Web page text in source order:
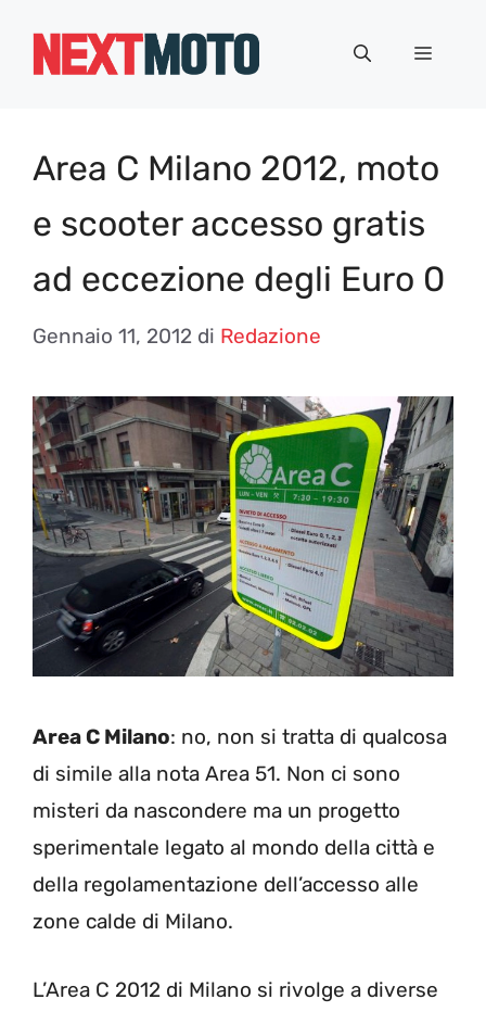
Menu
Area C Milano 2012, moto
e scooter accesso gratis
ad eccezione degli Euro 0
Gennaio 11, 2012 di Redazione
Area C Milano: no, non si tratta di qualcosa
di simile alla nota Area 51. Non ci sono
misteri da nascondere ma un progetto
sperimentale legato al mondo della città e
della regolamentazione dell’accesso alle
zone calde di Milano.
L’Area C 2012 di Milano si rivolge a diverse